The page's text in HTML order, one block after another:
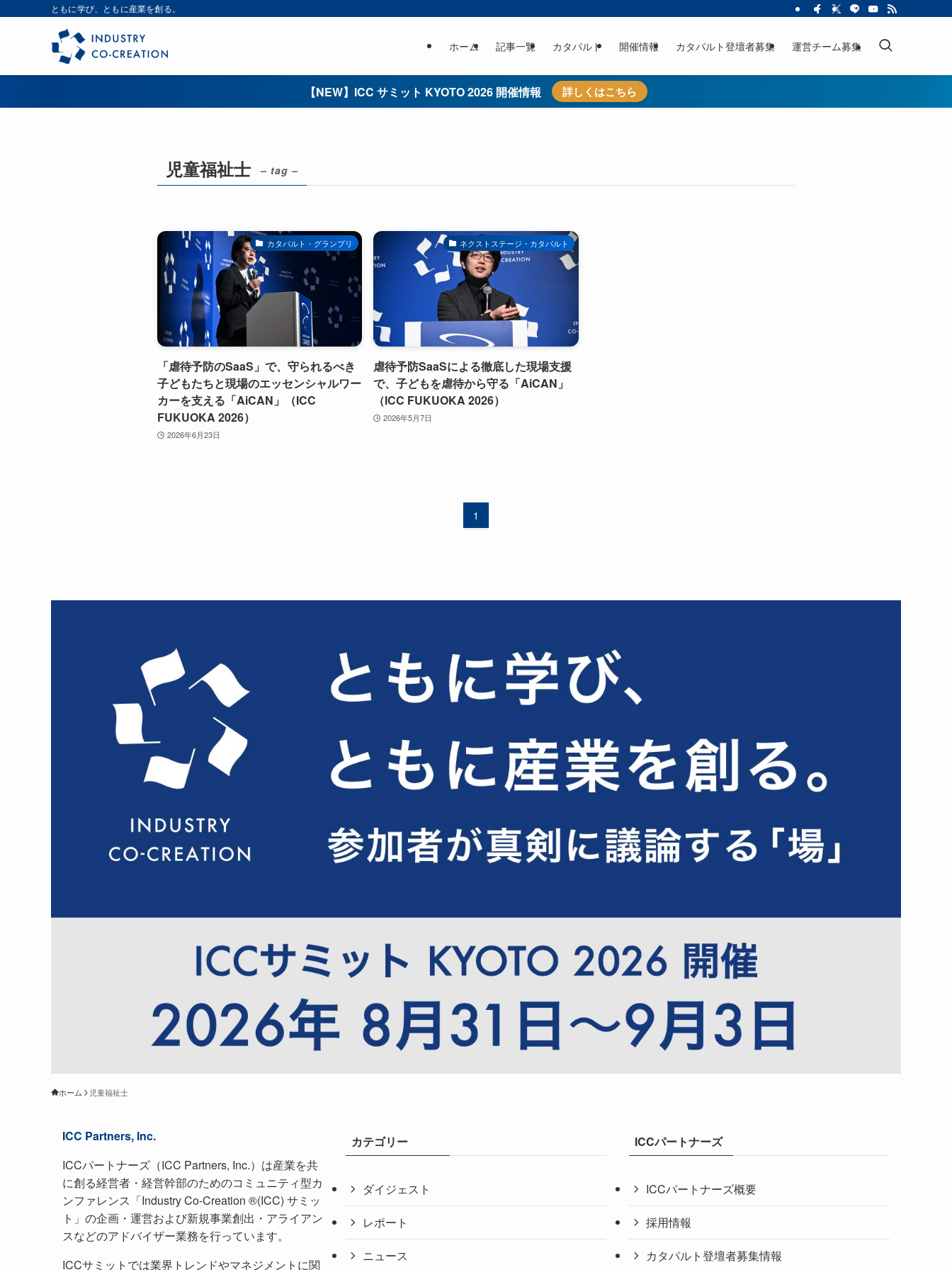
ともに学び、ともに産業を創る。
ホーム 記事一覧 カタパルト 開催情報 カタパルト登壇者募集 運営チーム募集
【NEW】ICC サミット KYOTO 2026 開催情報 詳しくはこちら
児童福祉士 – tag –
カタパルト・グランプリ
「虐待予防のSaaS」で、守られるべき
子どもたちと現場のエッセンシャルワー
カーを支える「AiCAN」（ICC
FUKUOKA 2026）
2026年6月23日
ネクストステージ・カタパルト
虐待予防SaaSによる徹底した現場支援
で、子どもを虐待から守る「AiCAN」
（ICC FUKUOKA 2026）
2026年5月7日
1
ホーム 児童福祉士
ICC Partners, Inc.
ICCパートナーズ（ICC Partners, Inc.）は産業を共
に創る経営者・経営幹部のためのコミュニティ型カ
ンファレンス「Industry Co-Creation ®(ICC) サミッ
ト」の企画・運営および新規事業創出・アライアン
スなどのアドバイザー業務を行っています。
ICCサミットでは業界トレンドやマネジメントに関
カテゴリー
ダイジェスト
レポート
ニュース
ICCパートナーズ
ICCパートナーズ概要
採用情報
カタパルト登壇者募集情報